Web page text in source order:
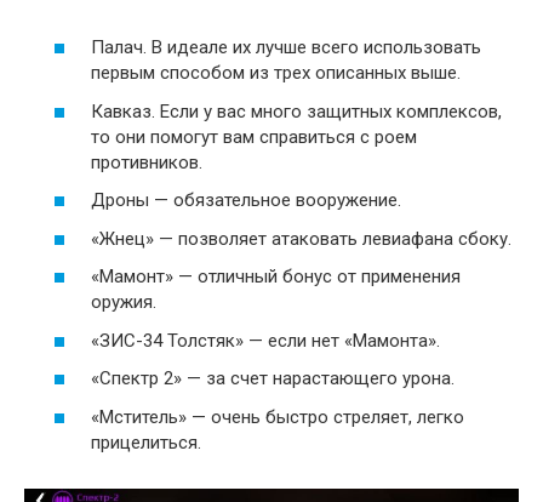
Палач. В идеале их лучше всего использовать
первым способом из трех описанных выше.
Кавказ. Если у вас много защитных комплексов,
то они помогут вам справиться с роем
противников.
Дроны — обязательное вооружение.
«Жнец» — позволяет атаковать левиафана сбоку.
«Мамонт» — отличный бонус от применения
оружия.
«ЗИС-34 Толстяк» — если нет «Мамонта».
«Спектр 2» — за счет нарастающего урона.
«Мститель» — очень быстро стреляет, легко
прицелиться.